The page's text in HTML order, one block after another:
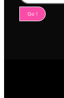
Go !